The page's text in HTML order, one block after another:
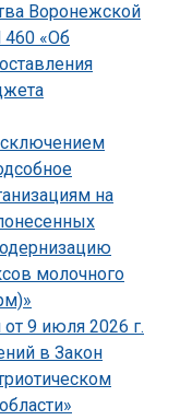
Воронежской
460 «Об
на
молочного
9 июля 2026 г.
в Закон